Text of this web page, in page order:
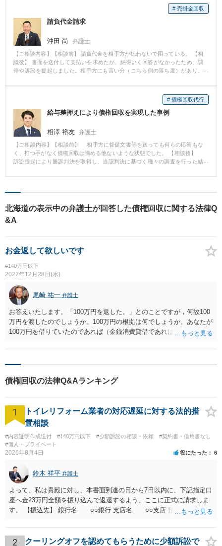
が貸金と認めてもらえるかどうかです。 この点について確認するため、相談
者本人と相手方との間の手紙やメール等のやりとりを見せてもらいました。
また、弁護士の指示に従って本人から改めて相手方宛てにメールを送っても
らう等のこともしました。 これらを経て、訴訟に耐える証拠が揃えられたと
確信したので提訴に至りました。 訴訟では相手方はいろいろと言い分を述べ
てはいましたが、証拠と矛盾する不合理な言い訳が多く、これらの矛盾を繰
り返し追及していったことで、最終的には８００万円全額の認容判決を得る
に至りました。 しかし、判決確定後も相手方は任意に支払ってはきませんで
した。 そこで、相手方の銀行口座を調査し差押をかけました。 押さえられた
続されており、現時点で回収できた金額は４００万円を超えています。 おそ
らくは今後も任意での支払いは継続するので、全額の回収も可能だと見込ま
れます。 【先生のコメント】 ・借用書がない ・相手方が借り入れと認めない
・判決を獲っても任意に支払わない という、債権回収の事件に多くみられる
ポイントがセットになったような事件でした。 訴訟では、貸金であることを
た、相手方が言い訳を尽くせば尽くすほど、その言い訳の中に矛盾や綻びが
出てくるため、これについても丁寧に拾い上げて裁判所に示しました。 その
甲斐あって、判決はほぼ全面的に当方の主張を認めたものになりました。 あ
できているのは、大きな成果と言ってよいのではないかと思います。 回収金
人に喜んでもらえるのが弁護士としてもはげみになります。
# 売掛金回収
請負代金請求
沖田 尚 弁護士
【ご相談内容】【相談前】 請負代金を相手方が払わないで困っている。 【相
談後】 書面を送付して支払いを求めたが、納得いく回答がなかったため、調
停や訴訟を提起しました。相手方にも言い分（こちら側の落ち度）があり、
について支払いを受けることができました。 【先生のコメント】 弁護士が介
入することで、相手方の言い分もクリアになり、具体的な解決をはかること
ができました。 難しいのは、相手方に支払い能力がない場合だと思います。
その場合でも、財産開示手続を行う等して、できる限りの対応はいたしま
す。
# 債権回収代行
給与差押えにより債権回収を実現した事例
相澤 裕友 弁護士
【ご相談内容】【相談前】 相手方に督促文書等を送っても何らの応答もな
く、打つ手がなく債権回収は諦める他ないような状態でした。 【相談後】
訴訟提起により勝訴判決を取得し、当該判決に基づく種々の調査を行った結
で、債権を回収することができました。 【先生のコメント】 ご相談いただ
北海道の表示中の弁護士が回答した債権回収に関する法律Q
&A
お金返して欲しいです
#140万円以下
2022年12月28日(水)
尾崎 祐一 弁護士
お答えいたします。「100万円を返した。」とのことですが，何故100
万円を渡したのでしょうか。100万円の根拠は何でしょうか。あなたが
100万円を借りていたのであれば（金銭消費貸借であれば），返済を求
に渡したというのであれば，場合によるかと思います。
債権回収の法律Q&Aランキング
1
トイレリフォーム業者の対応遅延に対する法的措
置相談
#内容証明作成送付 #140万円以下 #少額訴訟の相談・依頼
#契約書・借用書なし
#個人・プライベート
2026年8月4日 役にたった 6
鈴木 祥平 弁護士
よって、私は貴殿に対し、本書面到達の日から7日以内に、下記指定口
座へ金23万円全額を振り込んで返還するよう、ここに正式に請求しま
す。 【振込先】 銀行名 ○○銀行 支店名 ○○支店 預金種別 普通
されない場合には、貴殿には任意に返金する意思がないものと判断
し、やむを得ず、返還金23万円及びこれに対する遅延損害金の支払い
2 クーリングオフを認めてもらうために少額訴訟で